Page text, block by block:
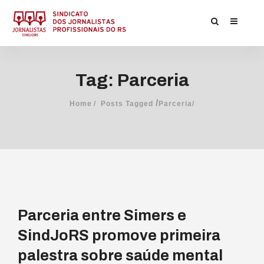
Tag: Parceria
Home Posts Tagged / Parceria/
Parceria entre Simers e
SindJoRS promove primeira
palestra sobre saúde mental